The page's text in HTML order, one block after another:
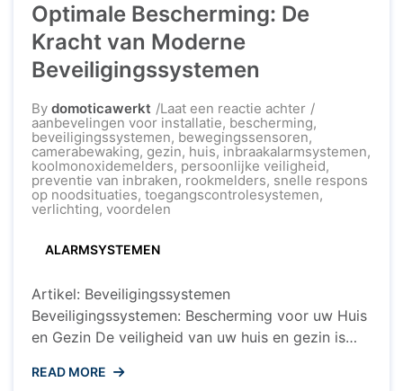
Optimale Bescherming: De
Kracht van Moderne
Beveiligingssystemen
By domoticawerkt Laat een reactie achterop
Optimale
Bescherming:
De
Kracht
van
Moderne
aanbevelingen voor installatie, bescherming,
beveiligingssystemen, bewegingssensoren,
camerabewaking, gezin, huis, inbraakalarmsystemen,
koolmonoxidemelders, persoonlijke veiligheid,
preventie van inbraken, rookmelders, snelle respons
op noodsituaties, toegangscontrolesystemen,
verlichting, voordelen
ALARMSYSTEMEN
Artikel: Beveiligingssystemen
Beveiligingssystemen: Bescherming voor uw Huis
en Gezin De veiligheid van uw huis en gezin is
spelen een cruciale rol bij het beschermen van uw
READ MORE